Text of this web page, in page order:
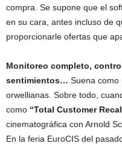
compra. Se supone que el
en su cara, antes incluso de
proporcionarle ofertas que
Monitoreo completo,
sentimientos… Suena como
orwellianas. Sobre todo,
como “Total Customer
cinematográfica con Arnold
En la feria EuroCIS del